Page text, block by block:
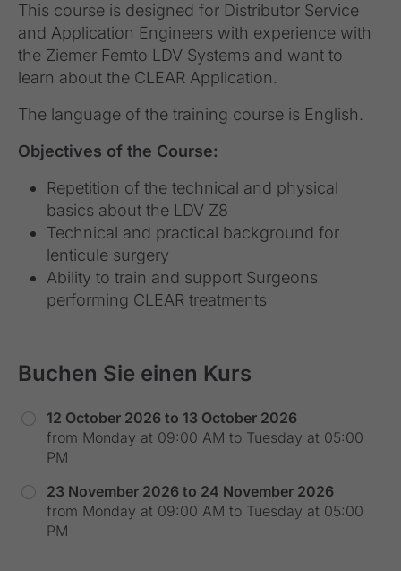
This course is designed for Distributor Service
and Application Engineers with experience with
the Ziemer Femto LDV Systems and want to
learn about the CLEAR Application.
The language of the training course is English.
Objectives of the Course:
Repetition of the technical and physical
basics about the LDV Z8
Technical and practical background for
lenticule surgery
Ability to train and support Surgeons
performing CLEAR treatments
Buchen Sie einen Kurs
12 October 2026 to 13 October 2026
from Monday at 09:00 AM to Tuesday at 05:00
PM
23 November 2026 to 24 November 2026
from Monday at 09:00 AM to Tuesday at 05:00
PM